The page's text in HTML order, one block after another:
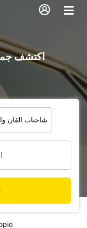
شاحنات الفان